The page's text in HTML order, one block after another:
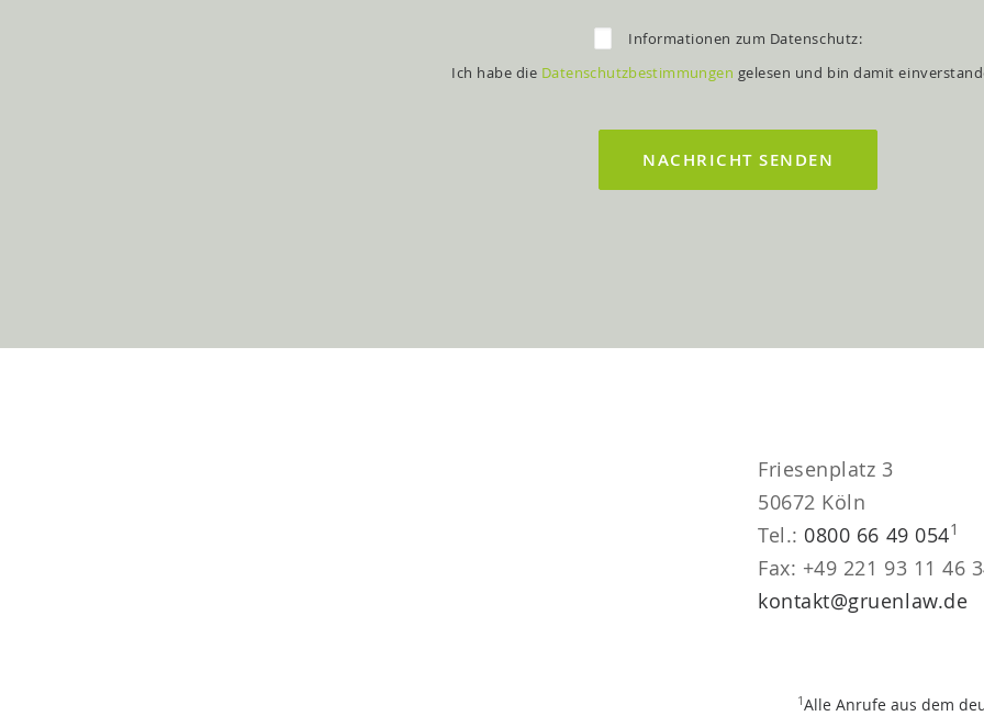
Informationen zum Datenschutz:
Ich habe die Datenschutzbestimmungen gelesen und bin damit
Friesenplatz 3
50672 Köln
Tel.: 0800 66 49 0541
Fax: +49 221 93 11 46
kontakt@gruenlaw.de
1Alle Anrufe aus dem